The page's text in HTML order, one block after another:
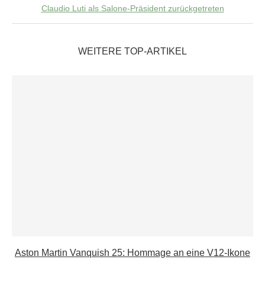
Claudio Luti als Salone-Präsident zurückgetreten
WEITERE TOP-ARTIKEL
Aston Martin Vanquish 25: Hommage an eine V12-Ikone